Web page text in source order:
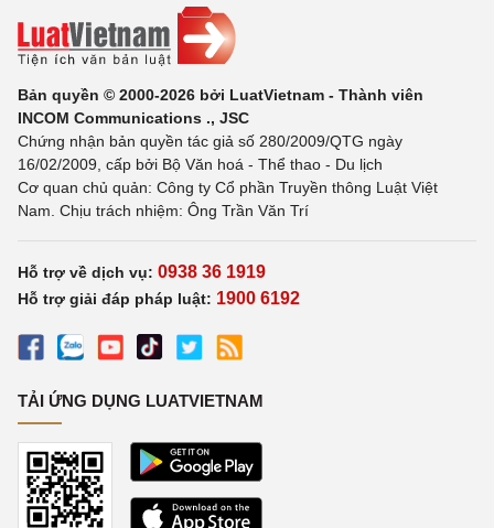
Bản quyền © 2000-2026 bởi LuatVietnam - Thành viên
INCOM Communications ., JSC
Chứng nhận bản quyền tác giả số 280/2009/QTG ngày
16/02/2009, cấp bởi Bộ Văn hoá - Thể thao - Du lịch
Cơ quan chủ quản: Công ty Cổ phần Truyền thông Luật Việt
Nam. Chịu trách nhiệm: Ông Trần Văn Trí
Hỗ trợ về dịch vụ: 0938 36 1919
Hỗ trợ giải đáp pháp luật: 1900 6192
TẢI ỨNG DỤNG LUATVIETNAM